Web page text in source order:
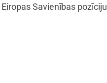
Savienības pozīciju